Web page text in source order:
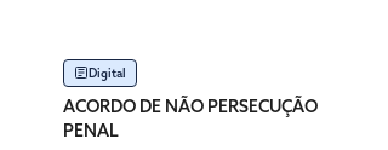
Digital
ACORDO DE NÃO PERSECUÇÃO
PENAL